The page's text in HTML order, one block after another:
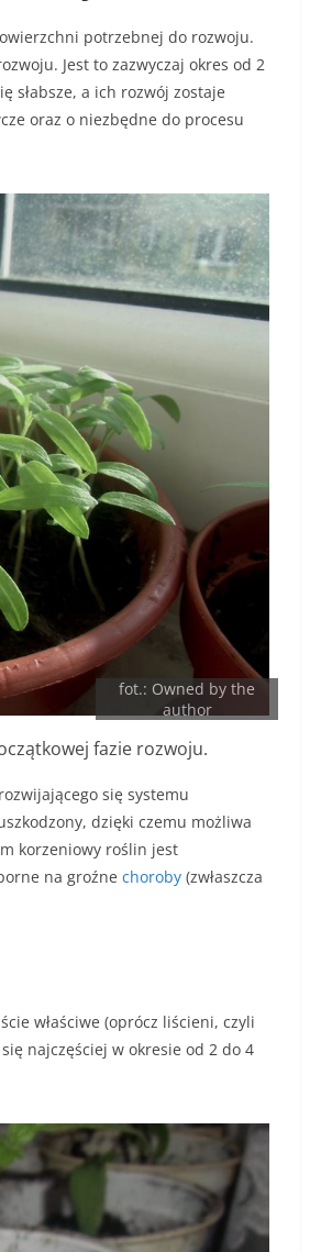
potrzebnej do rozwoju.
Jest to zazwyczaj okres od 2
słabsze, a ich rozwój zostaje
oraz o niezbędne do procesu
fot.: Owned by the
author
fazie rozwoju.
się systemu
dzięki czemu możliwa
korzeniowy roślin jest
na groźne choroby (zwłaszcza
właściwe (oprócz liścieni, czyli
najczęściej w okresie od 2 do 4